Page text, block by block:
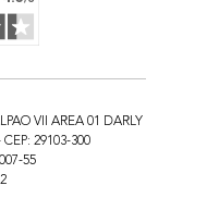
VII AREA 01 DARLY
29103-300
55